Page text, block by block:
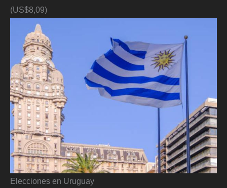
(US$8,09)
Elecciones en Uruguay